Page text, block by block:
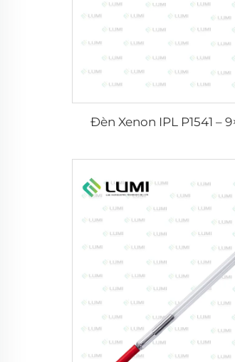
Đèn Xenon IPL P1541 –